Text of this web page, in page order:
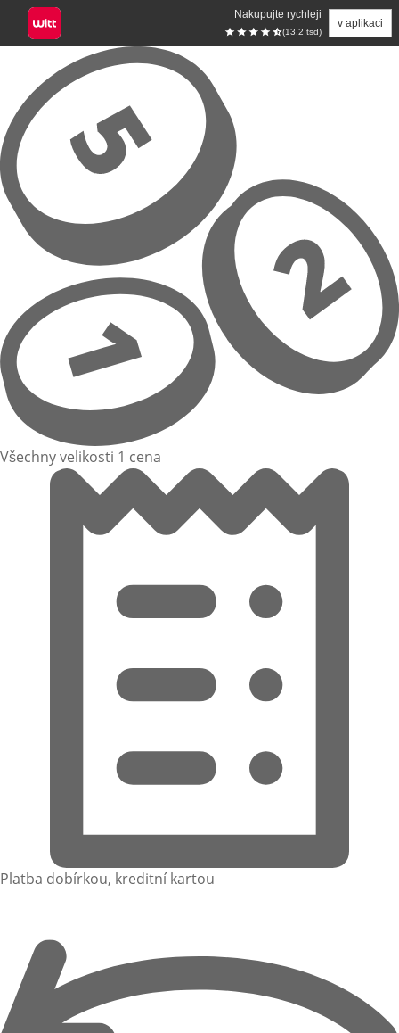
Nakupujte rychleji
(13.2 tsd)
v aplikaci
Přeskočit na hlavní obsah
Všechny velikosti 1 cena
Platba dobírkou, kreditní kartou